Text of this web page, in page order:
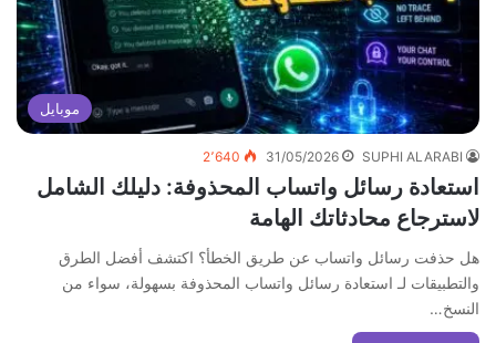
موبايل
SUPHI ALARABI
31/05/2026 2٬640
استعادة رسائل واتساب المحذوفة: دليلك الشامل
لاسترجاع محادثاتك الهامة
هل حذفت رسائل واتساب عن طريق الخطأ؟ اكتشف أفضل الطرق
والتطبيقات لـ استعادة رسائل واتساب المحذوفة بسهولة، سواء من
النسخ…